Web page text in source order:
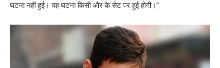
घटना नहीं हुई। यह घटना किसी और के सेट पर हुई होगी।”